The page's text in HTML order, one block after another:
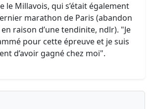
le Millavois, qui s’était également
marathon de Paris (abandon
raison d’une tendinite, ndlr). "Je
pour cette épreuve et je suis
d’avoir gagné chez moi".